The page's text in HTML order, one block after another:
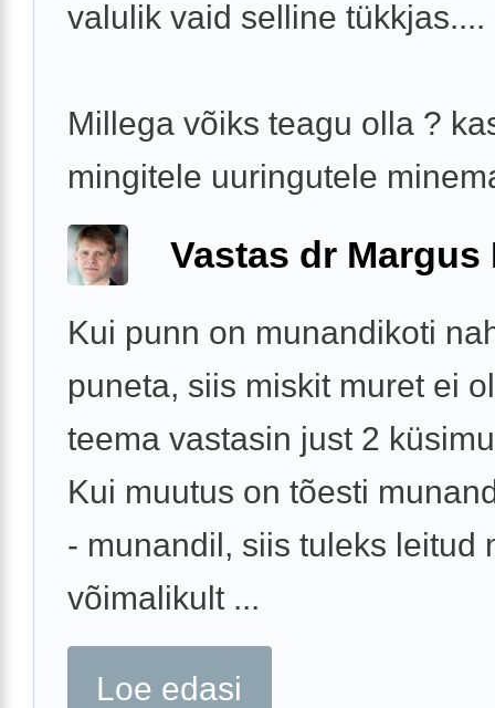
valulik vaid selline tükkjas....
Millega võiks teagu olla ?
mingitele uuringutele
Vastas dr Margus
Kui punn on munandikoti
puneta, siis miskit muret ei
teema vastasin just 2
Kui muutus on tõesti
- munandil, siis tuleks leitud
võimalikult ...
Loe edasi